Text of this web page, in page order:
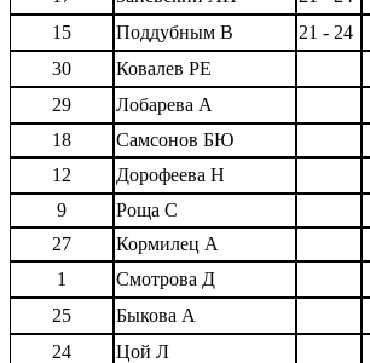
15
Поддубным В 21 - 24
30
Ковалев РЕ
29
Лобарева А
18
Самсонов БЮ
12
Дорофеева Н
9
Роща С
27
Кормилец А
1
Смотрова Д
25
Быкова А
24
Цой Л